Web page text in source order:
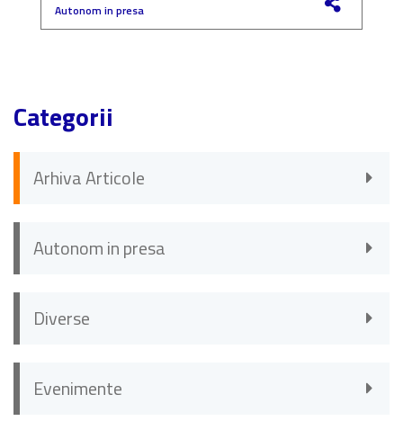
Autonom in presa
Categorii
Arhiva Articole
Autonom in presa
Diverse
Evenimente